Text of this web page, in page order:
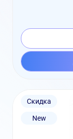
Скидка
New